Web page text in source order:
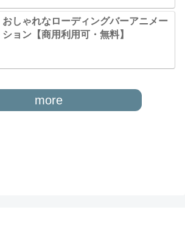
おしゃれなローディングバーアニメー
ション【商用利用可・無料】
more